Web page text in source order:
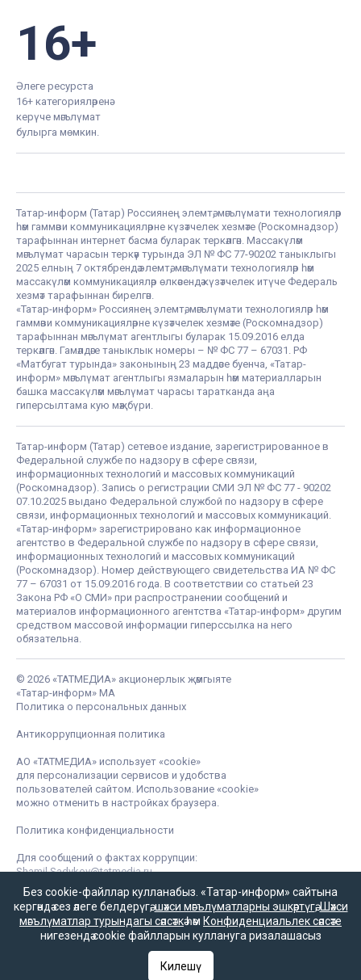
16+
Әлеге ресурста
16+ категорияләренә
керүче мәгълүмат
булырга мөмкин.
Татар-информ (Татар) Россиянең элемтә, мәгълүмати технологияләр
һәм гаммәви коммуникацияләрне күзәтчелек хезмәте (Роскомнадзор)
тарафыннан интернет басма буларак теркәлгән. Массакүләм
мәгълүмат чарасын теркәү турында ЭЛ № ФС 77-90202 таныклыгы
2025 елның 7 октябрендә элемтә, мәгълүмати технологияләр һәм
массакүләм коммуникацияләр өлкәсендә күзәтчелек итүче Федераль
хезмәт тарафыннан бирелгән.
«Татар-информ» Россиянең элемтә, мәгълүмати технологияләр һәм
гаммәви коммуникацияләрне күзәтчелек хезмәте (Роскомнадзор)
тарафыннан мәгълүмат агентлыгы буларак 15.09.2016 елда
теркәлгән. Гамәлдәге таныклык номеры – № ФС 77 – 67031. РФ
«Матбугат турында» законының 23 маддәсе буенча, «Татар-
информ» мәгълүмат агентлыгы язмаларын һәм материалларын
башка массакүләм мәгълүмат чарасы таратканда аңа
гиперсылтама кую мәҗбүри.
Татар-информ (Татар) сетевое издание, зарегистрированное в
Федеральной службе по надзору в сфере связи,
информационных технологий и массовых коммуникаций
(Роскомнадзор). Запись о регистрации СМИ ЭЛ № ФС 77 - 90202
07.10.2025 выдано Федеральной службой по надзору в сфере
связи, информационных технологий и массовых коммуникаций.
«Татар-информ» зарегистрировано как информационное
агентство в Федеральной службе по надзору в сфере связи,
информационных технологий и массовых коммуникаций
(Роскомнадзор). Номер действующего свидетельства ИА № ФС
77 – 67031 от 15.09.2016 года. В соответствии со статьей 23
Закона РФ «О СМИ» при распространении сообщений и
материалов информационного агентства «Татар-информ» другим
средством массовой информации гиперссылка на него
обязательна.
© 2026 «ТАТМЕДИА» акционерлык җәмгыяте
«Татар-информ» МА
Политика о персональных данных
Антикоррупционная политика
АО «ТАТМЕДИА» использует «cookie»
для персонализации сервисов и удобства
пользователей сайтом. Использование «cookie»
можно отменить в настройках браузера.
Политика конфиденциальности
Для сообщений о фактах коррупции:
Shamil.Sadykov@tatmedia.ru
Без cookie-файллар кулланабыз. «Татар-информ» сайтына
кергәндә сез әлеге белдерүгә,шәхси мәгълүматларны эшкәртүгә,Шәхси
мәгълүматлар турындагы сәясәткәһәм Конфиденциальлек сәясәте
нигезендә cookie файлларын куллануга ризалашасыз
Килешү